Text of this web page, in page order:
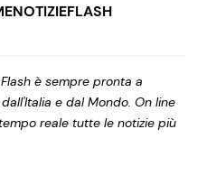
è sempre pronta a
e dal Mondo. On line
reale tutte le notizie più